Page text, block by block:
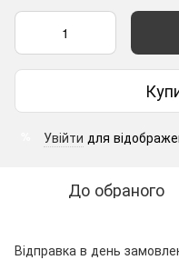
Увійти для
До обраного
Відправка в день